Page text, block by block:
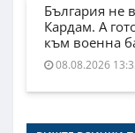
България не
Кардам. А
към военна
08.08.2026